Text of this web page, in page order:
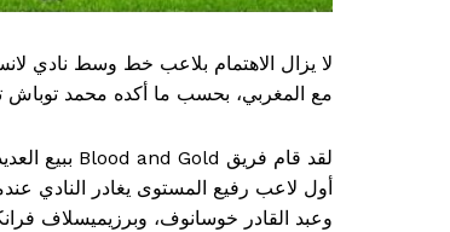
لا يزال الاهتمام بلاعب خط وسط نادي
مع المغربي، بحسب ما أكده محمد توباش
أول لاعب رفيع المستوى يغادر النادي
وعبد القادر خوسانوف، وبرزيميسلاف